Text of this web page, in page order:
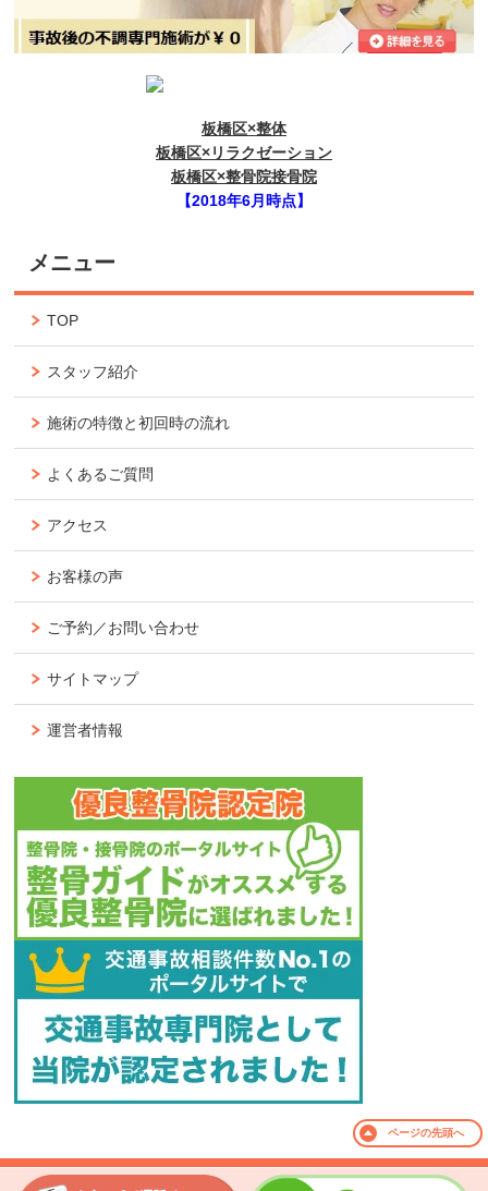
板橋区×整体
板橋区×リラクゼーション
板橋区×整骨院接骨院
【2018年6月時点】
メニュー
TOP
スタッフ紹介
施術の特徴と初回時の流れ
よくあるご質問
アクセス
お客様の声
ご予約／お問い合わせ
サイトマップ
運営者情報
ページの先頭へ